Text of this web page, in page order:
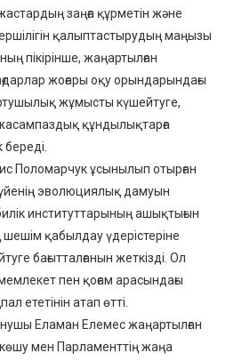
заңға құрметін және
қалыптастырудың маңызы
пікірінше, жаңартылған
жоғары оқу орындарындағы
жұмысты күшейтуге,
құндылықтарға
береді.
Поломарчук ұсынылып отырған
эволюциялық дамуын
институттарының ашықтығын
шешім қабылдау үдерістеріне
бағытталғанын жеткізді. Ол
пен қоғам арасындағы
ететінін атап өтті.
Еламан Елемес жаңартылған
мен Парламенттің жаңа